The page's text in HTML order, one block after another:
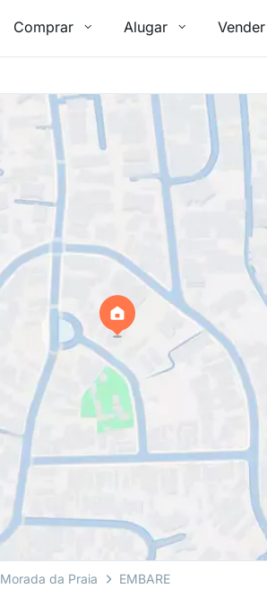
Comprar Alugar Vender
Morada da Praia EMBARE